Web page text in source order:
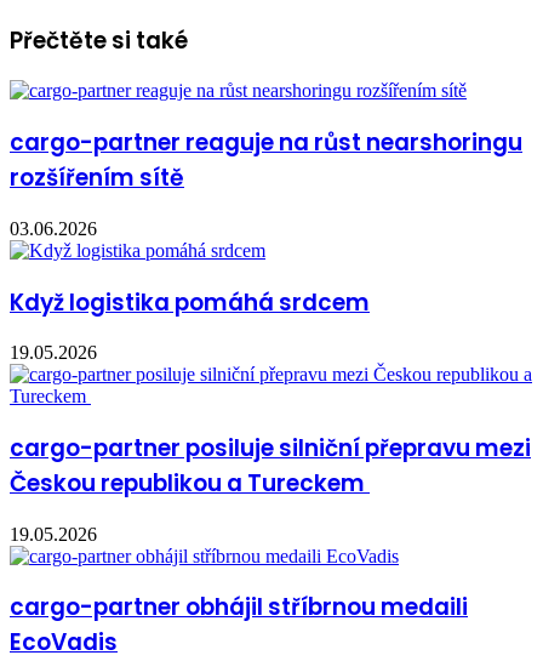
Přečtěte si také
cargo-partner reaguje na růst nearshoringu
rozšířením sítě
03.06.2026
Když logistika pomáhá srdcem
19.05.2026
cargo-partner posiluje silniční přepravu mezi
Českou republikou a Tureckem
19.05.2026
cargo-partner obhájil stříbrnou medaili
EcoVadis